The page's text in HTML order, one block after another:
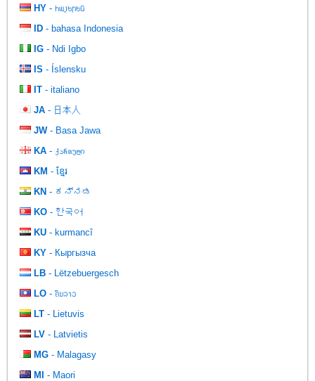
HY - հայերեն
ID - bahasa Indonesia
IG - Ndi Igbo
IS - Íslensku
IT - italiano
JA - 日本人
JW- Basa Jawa
KA - ქართული
KM - ខ្មែរ
KN - ಕನ್ನಡ
KO - 한국어
KU - kurmancî
KY - Кыргызча
LB - Lëtzebuergesch
LO - ຄົນລາວ
LT - Lietuvis
LV - Latvietis
MG - Malagasy
MI
- Maori